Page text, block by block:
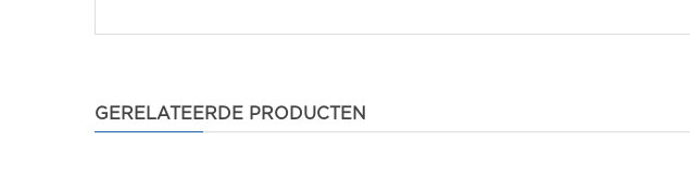
GERELATEERDE PRODUCTEN